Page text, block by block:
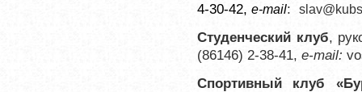
4-30-42, е-mail:
Студенческий клуб,
(86146) 2-38-41, e-mail:
Спортивный клуб